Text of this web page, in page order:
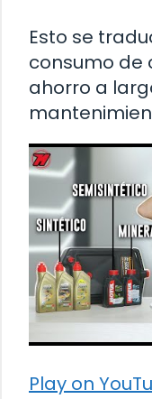
Esto se
consumo de
ahorro a
Play on